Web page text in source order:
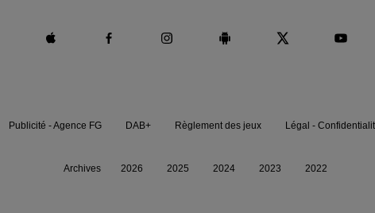
Publicité - Agence FG DAB+ Règlement des jeux Légal -
Archives 2026 2025 2024 2023 2022